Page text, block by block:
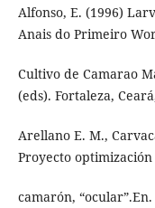
Alfonso, E. (1996)
Anais do Primeiro
Cultivo de Camarao
(eds). Fortaleza,
Arellano E. M.,
Proyecto
camarón,